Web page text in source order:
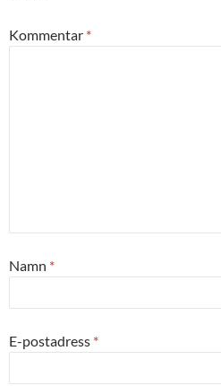
Kommentar *
Namn *
E-postadress *